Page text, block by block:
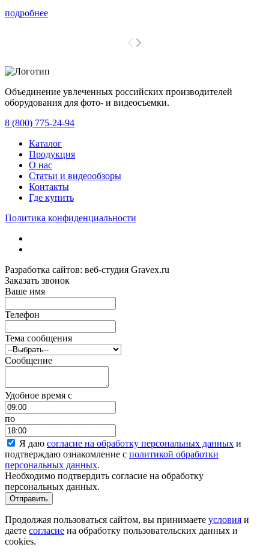
подробнее
Объединение увлеченных российских производителей
оборудования для фото- и видеосъемки.
8 (800) 775-24-94
Каталог
Продукция
О нас
Статьи и видеообзоры
Контакты
Где купить
Политика конфиденциальности
Разработка сайтов: веб-студия Gravex.ru
Заказать звонок
Ваше имя
Телефон
Тема сообщения
Сообщение
Удобное время c
по
Я даю согласие на обработку персональных данных и
подтверждаю ознакомление с политикой обработки
персональных данных.
Необходимо подтвердить согласие на обработку
персональных данных.
Отправить
Продолжая пользоваться сайтом, вы принимаете условия и
даете согласие на обработку пользовательских данных и
cookies.